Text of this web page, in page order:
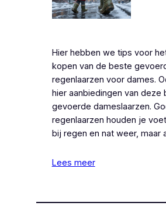
Hier hebben we tips voor
kopen van de beste
regenlaarzen voor dames.
hier aanbiedingen van deze
gevoerde dameslaarzen.
regenlaarzen houden je
bij regen en nat weer, maar
Lees meer